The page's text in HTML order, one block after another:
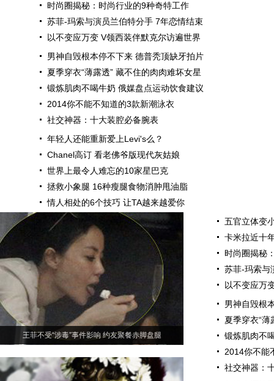
时尚圈揭秘：时尚行业的9种奇特工作
苏菲-玛索与演员兰伯特分手 7年恋情结束
以不变应万变 V领西装伴默克尔访遍世界
男神自毁根本停不下来 德普秃顶缺牙拍片
夏季穿衣“薄露透” 藏不住的肉肉难坏女星
锻炼肌肉不喝牛奶 俄媒盘点运动饮食建议
2014你不能不知道的3款新潮泳衣
社交神器：十大装腔必备腕表
年轻人还能重新爱上Levi's么？
Chanel高订 看老佛爷版现代灰姑娘
世界上最令人难忘的10家星巴克
拯救小象腿 16种瘦腿食物消肿甩油脂
情人相处的6个技巧 让TA越来越爱你
王菲不受“涉毒”事件影响 约友聚餐赤脚盘腿
五官立体变
卡米拉近十
时尚圈揭秘
苏菲-玛索与
以不变应万
男神自毁根
夏季穿衣“薄
锻炼肌肉不
2014你不能
社交神器：